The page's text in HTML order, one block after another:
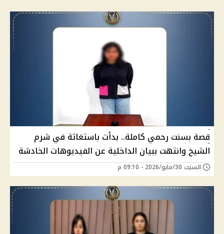
قصة بسنت رحمي كاملة.. بدأت باستغاثة في شرم
الشيخ وانتهت ببيان الداخلية عن الفيديوهات الخادشة
السبت 30/مايو/2026 - 09:10 م